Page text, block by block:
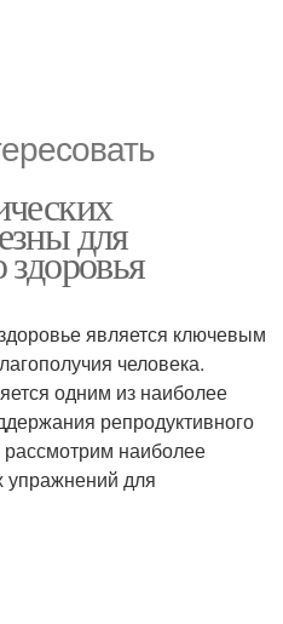
для
является ключевым
человека.
одним из наиболее
репродуктивного
наиболее
упражнений для